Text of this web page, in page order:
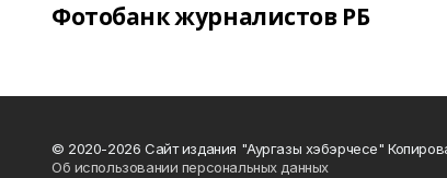
Фотобанк журналистов РБ
© 2020-2026 Сайт издания "Аургазы хэбэрчесе"
Об использовании персональных данных